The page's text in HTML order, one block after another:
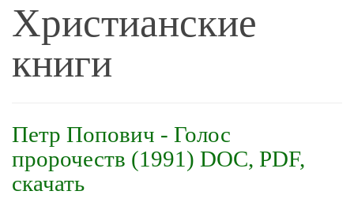
Христианские
книги
Петр Попович - Голос
пророчеств (1991) DOC, PDF,
скачать